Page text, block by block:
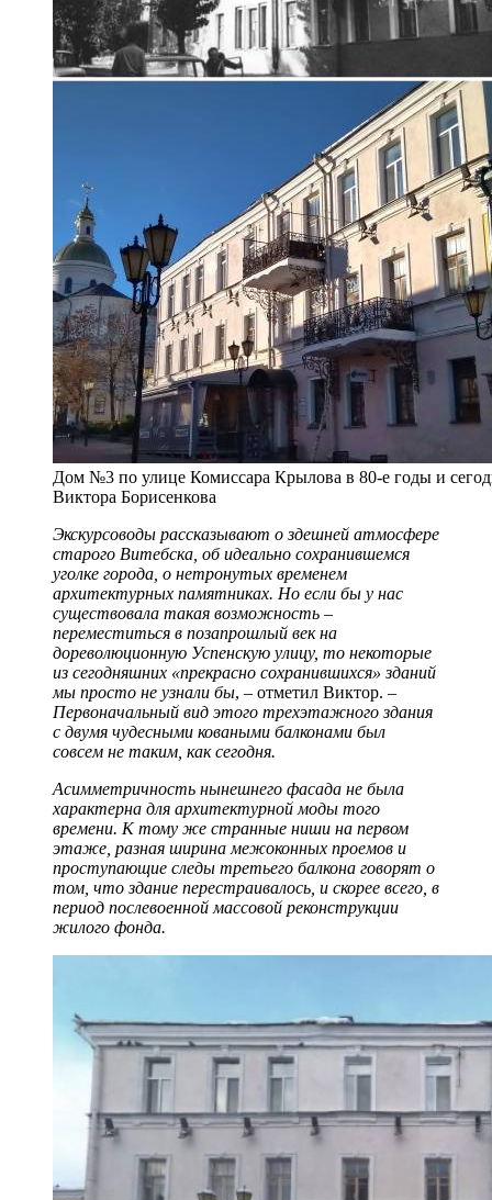
Дом №3 по улице Комиссара Крылова в 80-е годы и
Виктора Борисенкова
Экскурсоводы рассказывают о здешней атмосфере
старого Витебска, об идеально сохранившемся
уголке города, о нетронутых временем
архитектурных памятниках. Но если бы у нас
существовала такая возможность –
переместиться в позапрошлый век на
дореволюционную Успенскую улицу, то некоторые
из сегодняшних «прекрасно сохранившихся» зданий
мы просто не узнали бы, – отметил Виктор. –
Первоначальный вид этого трехэтажного здания
с двумя чудесными коваными балконами был
совсем не таким, как сегодня.
Асимметричность нынешнего фасада не была
характерна для архитектурной моды того
времени. К тому же странные ниши на первом
этаже, разная ширина межоконных проемов и
проступающие следы третьего балкона говорят о
том, что здание перестраивалось, и скорее всего, в
период послевоенной массовой реконструкции
жилого фонда.